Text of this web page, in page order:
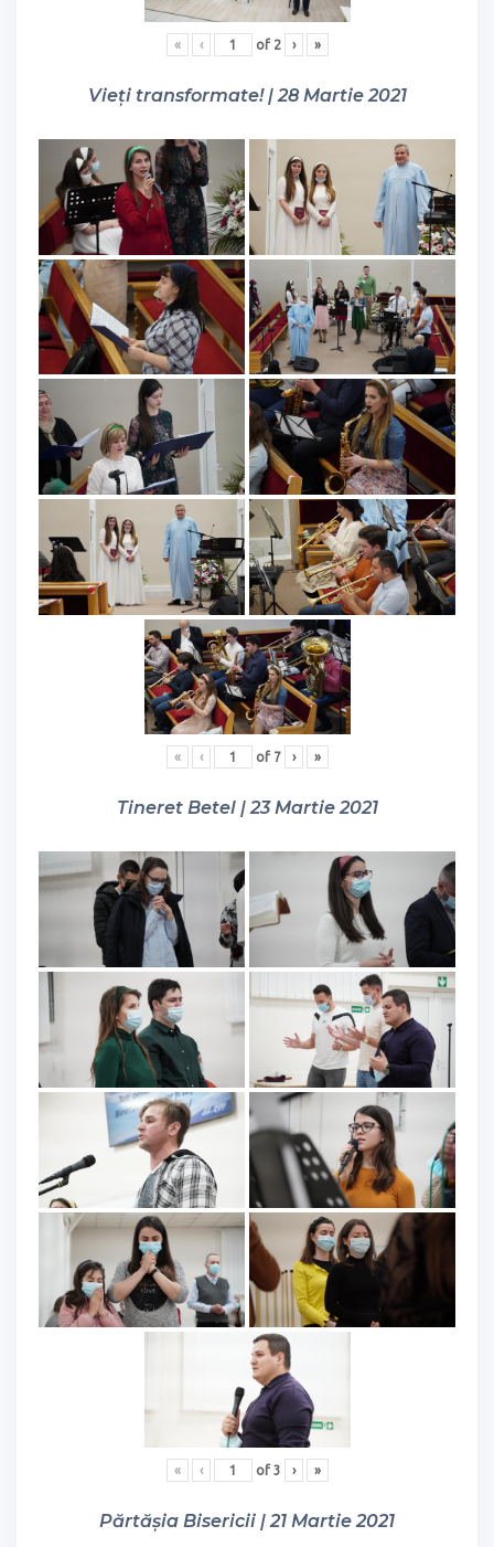
« ‹ of 2 › »
Vieți transformate! | 28 Martie 2021
« ‹ of 7 › »
Tineret Betel | 23 Martie 2021
« ‹ of 3 › »
Părtășia Bisericii | 21 Martie 2021